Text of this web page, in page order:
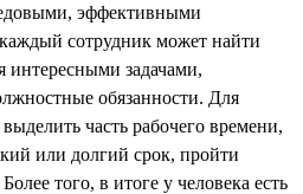
эффективными
сотрудник может найти
интересными задачами,
обязанности. Для
часть рабочего времени,
или долгий срок, пройти
того, в итоге у человека есть